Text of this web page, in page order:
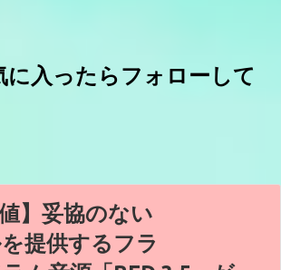
に入ったらフォローして
】妥協のない
提供するフラ